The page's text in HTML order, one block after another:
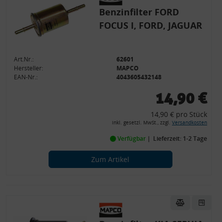
Benzinfilter FORD
FOCUS I, FORD, JAGUAR
Art.Nr.:
62601
Hersteller:
MAPCO
EAN-Nr.:
4043605432148
14,90 €
14,90 € pro Stück
inkl. gesetzl. MwSt., zzgl. Versandkosten
Verfügbar Lieferzeit: 1-2 Tage
Zum Artikel